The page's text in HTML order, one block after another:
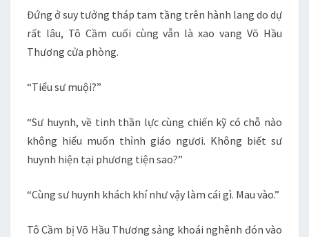
Đứng ở suy tưởng tháp tam tầng trên hành lang do dự
rất lâu, Tô Cầm cuối cùng vẫn là xao vang Võ Hầu
Thương cửa phòng.
“Tiểu sư muội?”
“Sư huynh, về tinh thần lực cùng chiến kỹ có chỗ nào
không hiểu muốn thỉnh giáo ngươi. Không biết sư
huynh hiện tại phương tiện sao?”
“Cùng sư huynh khách khí như vậy làm cái gì. Mau vào.”
Tô Cầm bị Võ Hầu Thương sảng khoái nghênh đón vào